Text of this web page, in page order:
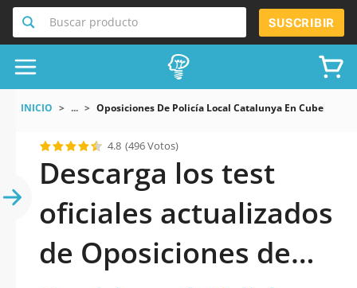
Buscar producto SUSCRIBIR
INICIO ... Oposiciones De Policía Local Catalunya En Cubelles
4.8 (496 Votos)
Descarga los test
oficiales actualizados
de Oposiciones de